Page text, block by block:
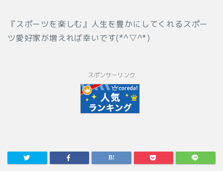
『スポーツを楽しむ』人生を豊かにしてくれるスポー
ツ愛好家が増えれば幸いです(*^▽^*)
スポンサーリンク